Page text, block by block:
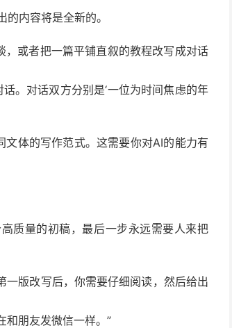
内容将是全新的。
或者把一篇平铺直叙的教程改写成对话
。对话双方分别是‘一位为时间焦虑的年
体的写作范式。这需要你对AI的能力有
质量的初稿，最后一步永远需要人来把
版改写后，你需要仔细阅读，然后给出
和朋友发微信一样。”